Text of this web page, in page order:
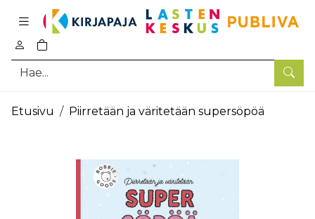
Hae
0
tuotetta ostoskorissa
Pääsisältö
Etusivu Piirretään ja väritetään supersöpöä